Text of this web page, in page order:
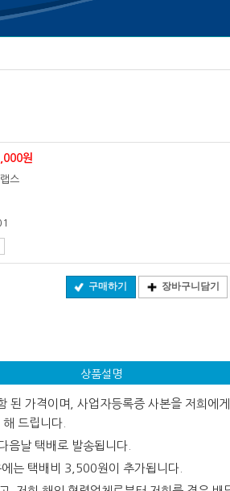
원
스
구매하기 장바구니담기
상품설명
된 가격이며, 사업자등록증 사본을 저희에
드립니다.
음날 택배로 발송됩니다.
는 택배비 3,500원이 추가됩니다.